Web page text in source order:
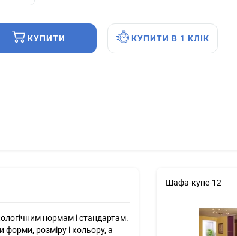
КУПИТИ КУПИТИ В 1 КЛІК
нормам і стандартам.
розміру і кольору, а
Шафа-купе-12